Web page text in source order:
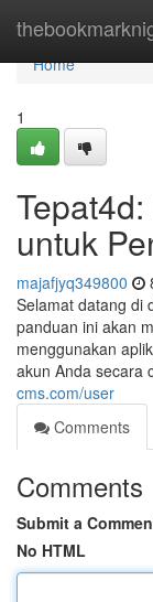
Home
Home
1
untuk
majafjyq349800
Selamat datang di
panduan ini akan
menggunakan
akun Anda secara
cms.com/user
Comments
Comments
Submit a
No HTML